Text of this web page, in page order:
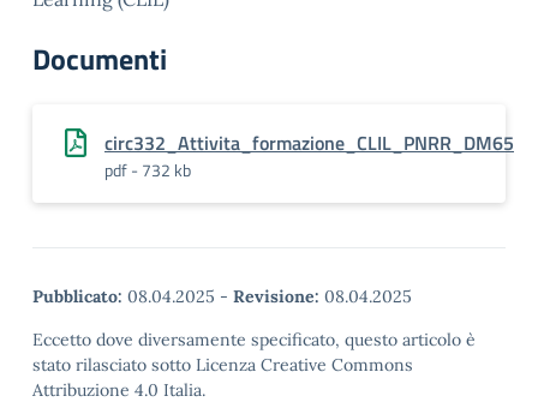
Documenti
circ332_Attivita_formazione_CLIL_PNRR_DM65
pdf - 732 kb
Pubblicato: 08.04.2025 - Revisione: 08.04.2025
Eccetto dove diversamente specificato, questo articolo è
stato rilasciato sotto Licenza Creative Commons
Attribuzione 4.0 Italia.